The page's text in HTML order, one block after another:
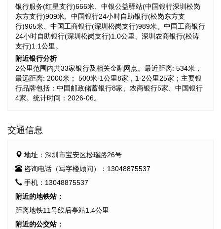
银行服务(红星支行)666米、中银公益驿站(中国银行深圳松岗
东方支行)909米、中国银行24小时自助银行(松岗东方支
行)965米、中国工商银行(深圳松岗支行)989米、中国工商银行
24小时自助银行(深圳松岗支行)1.0公里、深圳农商银行(松涛
支行)1.1公里。
附近银行分析
2公里范围内共33家银行及相关金融网点。最近距离: 534米，
最远距离: 2000米； 500米-1公里8家，1-2公里25家；主要银
行品牌包括：中国邮政储蓄银行8家、农商银行5家、中国银行
4家。统计时间：2026-06。
交通信息
地址：深圳市宝安区松瑞路26号
咨询电话（写字楼顾问）：13048875537
手机：13048875537
附近的地铁站：
距离地铁11号线后亭站1.4公里
附近的公交站：